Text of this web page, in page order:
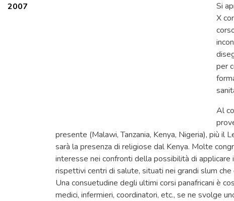
2007
Si
X
per
Al
presente (Malawi, Tanzania, Kenya, Nigeria), più il
sarà la presenza di religiose dal Kenya. Molte
interesse nei confronti della possibilità di
rispettivi centri di salute, situati nei grandi slum
Una consuetudine degli ultimi corsi panafricani è
medici, infermieri, coordinatori, etc., se ne svolge